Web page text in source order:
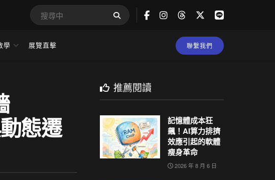
學 展覽直擊 聯繫我們
態遷
推薦閱讀
記憶體成本狂
飆！AI算力排擠
效應引起的軟體
瘦身革命
2026 年 8 月 6 日